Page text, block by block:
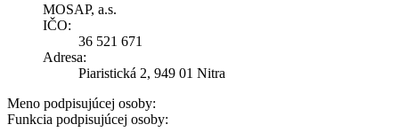
MOSAP, a.s.
IČO:
36 521 671
Adresa:
Piaristická 2, 949 01 Nitra
Meno podpisujúcej osoby:
Funkcia podpisujúcej osoby: